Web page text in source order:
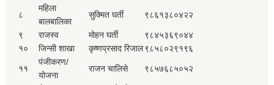
८
महिला
बालबालिका
सुक्मित घर्ती ९८६१३८०४२२
९ राजस्व मोहन घर्ती
९८४५३६९०४४
१०
जिन्सी शाखा कृष्णप्रसाद रिजाल९८५८०२९१९६
११
पंजीकरण/
योजना
राजन चालिसे ९८५७६८५०५२